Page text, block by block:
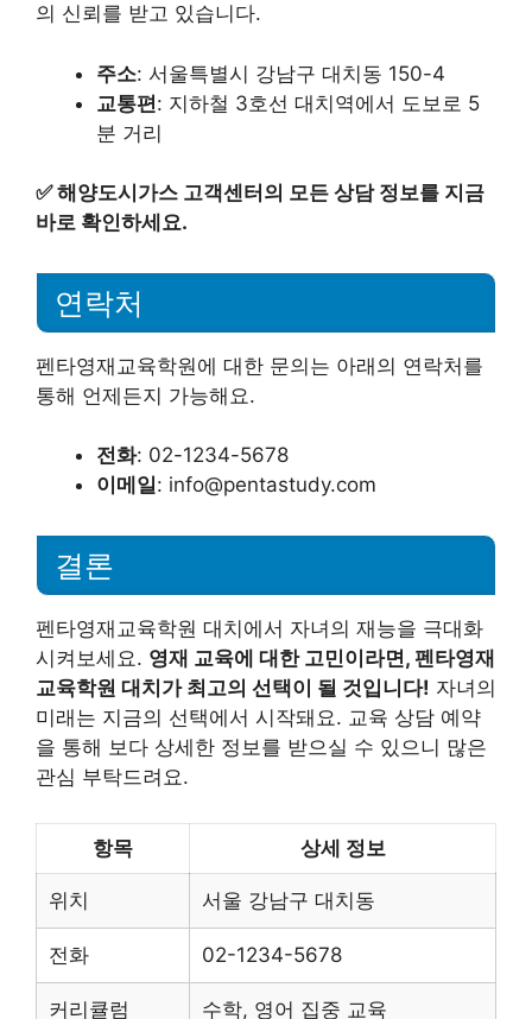
의 신뢰를 받고 있습니다.
주소: 서울특별시 강남구 대치동 150-4
교통편: 지하철 3호선 대치역에서 도보로 5
분 거리
✅해양도시가스 고객센터의 모든 상담 정보를 지금
바로 확인하세요.
연락처
펜타영재교육학원에 대한 문의는 아래의 연락처를
통해 언제든지 가능해요.
전화: 02-1234-5678
이메일: info@pentastudy.com
결론
펜타영재교육학원 대치에서 자녀의 재능을 극대화
시켜보세요. 영재 교육에 대한 고민이라면, 펜타영재
교육학원 대치가 최고의 선택이 될 것입니다! 자녀의
미래는 지금의 선택에서 시작돼요. 교육 상담 예약
을 통해 보다 상세한 정보를 받으실 수 있으니 많은
관심 부탁드려요.
항목 상세 정보
위치 서울 강남구 대치동
전화 02-1234-5678
커리큘럼 수학, 영어 집중 교육